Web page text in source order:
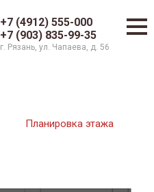
+7 (4912) 555-000
+7 (903) 835-99-35
г. Рязань, ул. Чапаева, д. 56
Планировка этажа